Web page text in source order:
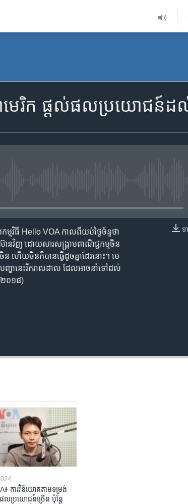
ាមេរិក ​ផ្តល់​ផលប្រយោជន៍​ដ
ទ
ម្មវិធី ​Hello VOA កាលពី​យប់​ថ្ងៃច័ន្ទ​ថា
វិញ ដោយសារ​សង្គ្រាម​ពាណិជ្ជកម្ម​ចិន
ហើយ​ចិន​ក៏​បាន​ធ្វើ​ដូចគ្នា​ដែរ​នោះ។ មេ
ញ្ហា​នេះ​រីករាលដាល​ ដែល​អាច​នាំ​ទៅ​ដល់​
២០១៨)
៖ ការ​វិនិយោគ​តាម​ទម្រង់
ល​ប្រយោជន៍​ច្រើន ប៉ុន្តែ​